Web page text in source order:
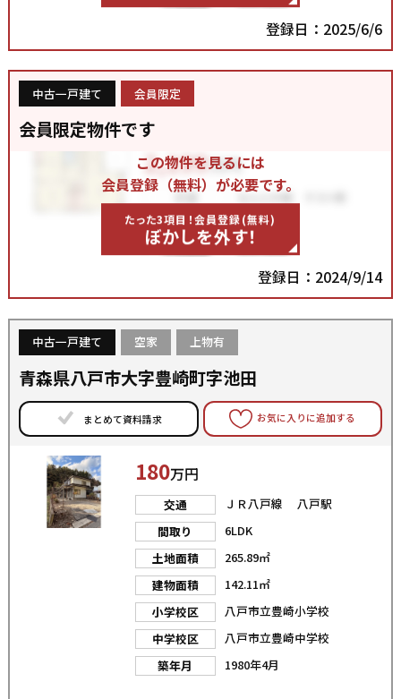
登録日：2025/6/6
中古一戸建て 会員限定
会員限定物件です
この物件を見るには
会員登録（無料）が必要です。
たった3項目！会員登録(無料)
ぼかしを外す！
登録日：2024/9/14
中古一戸建て 空家 上物有
青森県八戸市大字豊崎町字池田
まとめて資料請求 お気に入りに追加する
180万円
交通
ＪＲ八戸線 八戸駅
間取り
6LDK
土地面積
265.89㎡
建物面積
142.11㎡
小学校区
八戸市立豊崎小学校
中学校区
八戸市立豊崎中学校
築年月
1980年4月